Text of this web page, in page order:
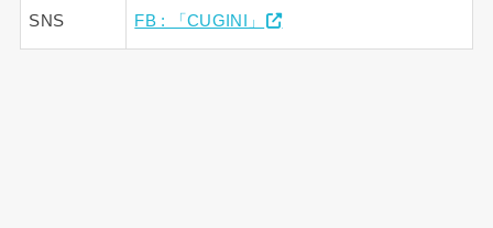
SNS FB : 「CUGINI」